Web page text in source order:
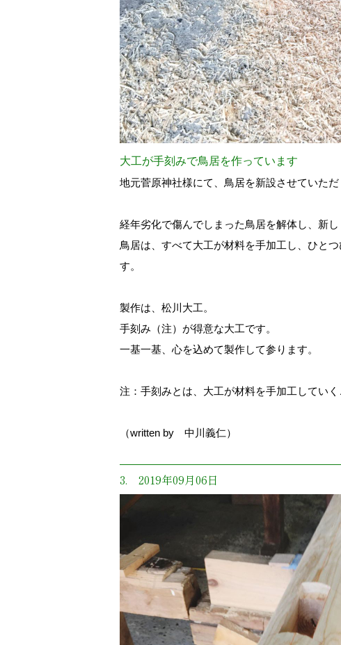
大工が手刻みで鳥居を作っています
地元菅原神社様にて、鳥居を新設させていただ
経年劣化で傷んでしまった鳥居を解体し、新し
鳥居は、すべて大工が材料を手加工し、ひと
す。
製作は、松川大工。
手刻み（注）が得意な大工です。
一基一基、心を込めて製作して参ります。
注：手刻みとは、大工が材料を手加工してい
（written by 中川義仁）
3. 2019年09月06日